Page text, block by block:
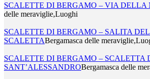
SCALETTE DI BERGAMO – VIA DELLA
delle meraviglie,Luoghi
SCALETTE DI BERGAMO – SALITA
SCALETTABergamasca delle
SCALETTE DI BERGAMO – SCALETTA
SANT’ALESSANDROBergamasca delle